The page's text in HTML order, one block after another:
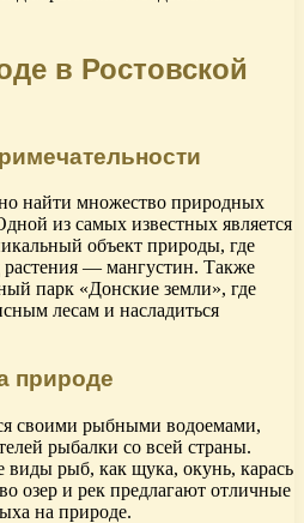
в Ростовской
найти множество природных
из самых известных является
объект природы, где
— мангустин. Также
парк «Донские земли», где
лесам и насладиться
природе
своими рыбными водоемами,
рыбалки со всей страны.
виды рыб, как щука, окунь, карась
озер и рек предлагают отличные
на природе.